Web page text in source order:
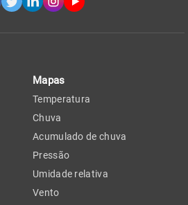
Mapas
Temperatura
Chuva
Acumulado de chuva
Pressão
Umidade relativa
Vento